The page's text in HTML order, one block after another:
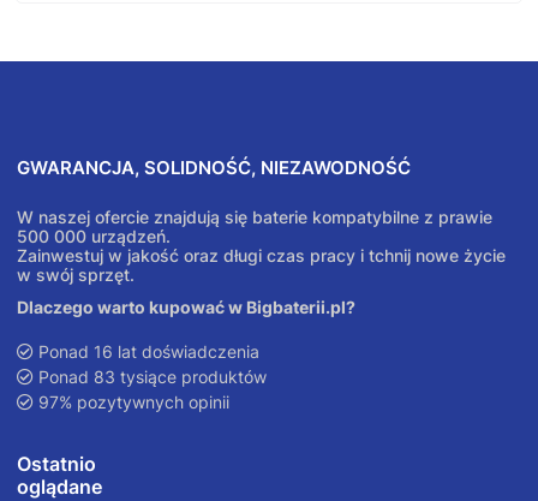
GWARANCJA, SOLIDNOŚĆ, NIEZAWODNOŚĆ
W naszej ofercie znajdują się baterie kompatybilne z prawie
500 000 urządzeń.
Zainwestuj w jakość oraz długi czas pracy i tchnij nowe życie
w swój sprzęt.
Dlaczego warto kupować w Bigbaterii.pl?
Ponad 16 lat doświadczenia
Ponad 83 tysiące produktów
97% pozytywnych opinii
Ostatnio
oglądane